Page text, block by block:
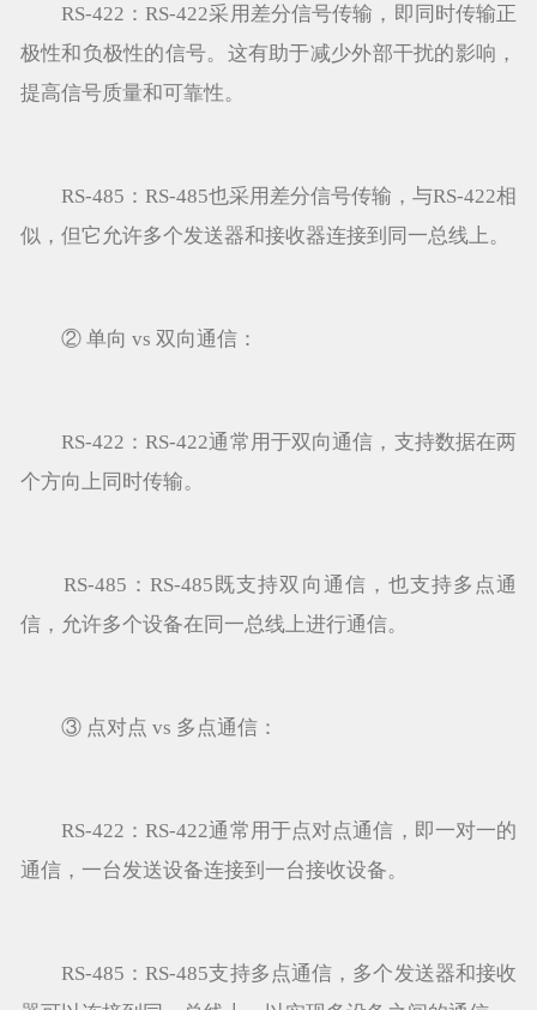
RS-422：RS-422采用差分信号传输，即同时传输正
极性和负极性的信号。这有助于减少外部干扰的影响，
提高信号质量和可靠性。
RS-485：RS-485也采用差分信号传输，与RS-422相
似，但它允许多个发送器和接收器连接到同一总线上。
② 单向 vs 双向通信：
RS-422：RS-422通常用于双向通信，支持数据在两
个方向上同时传输。
RS-485：RS-485既支持双向通信，也支持多点通
信，允许多个设备在同一总线上进行通信。
③ 点对点 vs 多点通信：
RS-422：RS-422通常用于点对点通信，即一对一的
通信，一台发送设备连接到一台接收设备。
RS-485：RS-485支持多点通信，多个发送器和接收